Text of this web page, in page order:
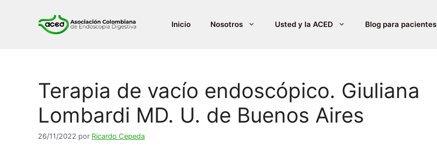
Inicio Nosotros Usted y la ACED Blog para pacientes
Terapia de vacío endoscópico. Giuliana
Lombardi MD. U. de Buenos Aires
26/11/2022 por Ricardo Cepeda